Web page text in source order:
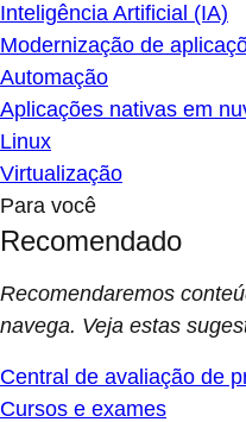
Inteligência Artificial (IA)
Modernização de
Automação
Aplicações nativas em
Linux
Virtualização
Para você
Recomendado
Recomendaremos
navega. Veja estas
Central de avaliação de
Cursos e exames